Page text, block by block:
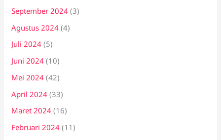
September 2024 (3)
Agustus 2024 (4)
Juli 2024 (5)
Juni 2024 (10)
Mei 2024 (42)
April 2024 (33)
Maret 2024 (16)
Februari 2024 (11)